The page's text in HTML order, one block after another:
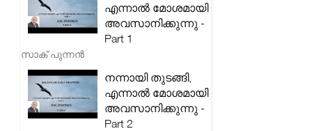
എന്നാൽ മോശമായി
അവസാനിക്കുന്നു -
Part 1
സാക് പുന്നൻ
നന്നായി തുടങ്ങി,
എന്നാൽ മോശമായി
അവസാനിക്കുന്നു -
Part 2